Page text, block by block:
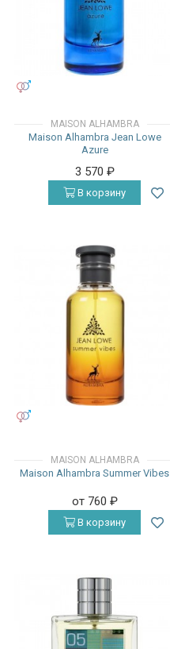
MAISON ALHAMBRA
Maison Alhambra Jean Lowe
Azure
3 570 ₽
В корзину
MAISON ALHAMBRA
Maison Alhambra Summer Vibes
от 760 ₽
В корзину